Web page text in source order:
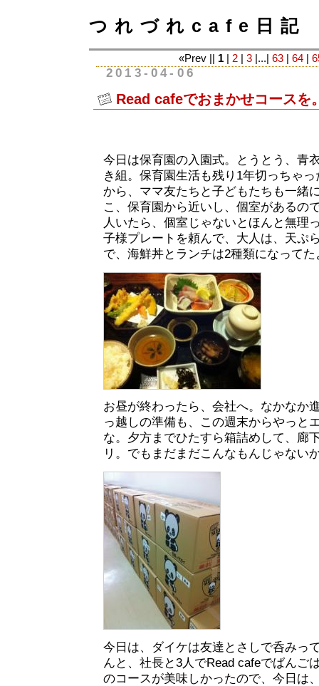
つれづれcafe日記
«Prev || 1 2 3 |...| 63 64
2013-04-06
Read cafeでおまかせコースを
今日は保育園の入園式。とうとう、青
き組。保育園生活も残り1年切っちゃ
から、ママ友たちと子どもたちも一緒
こ、保育園から近いし、個室があるの
人いたら、個室じゃないとほんと無理
子様プレートを頼んで、大人は、天ぷ
で、海鮮丼とランチは2種類になってた
お昼が終わったら、会社へ。なかなか
っ越しの準備も、この週末からやっと
な。夕方までひたすら箱詰めして、廊
リ。でもまだまだこんなもんじゃない
今日は、ダイケは友達とさしで呑みっ
んと、社長と3人でRead cafeでばんご
のコースが美味しかったので、今日は